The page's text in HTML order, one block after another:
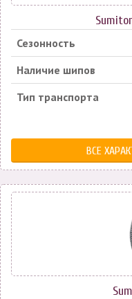
Сезонность
Наличие шипов
Тип транспорта
ВСЕ